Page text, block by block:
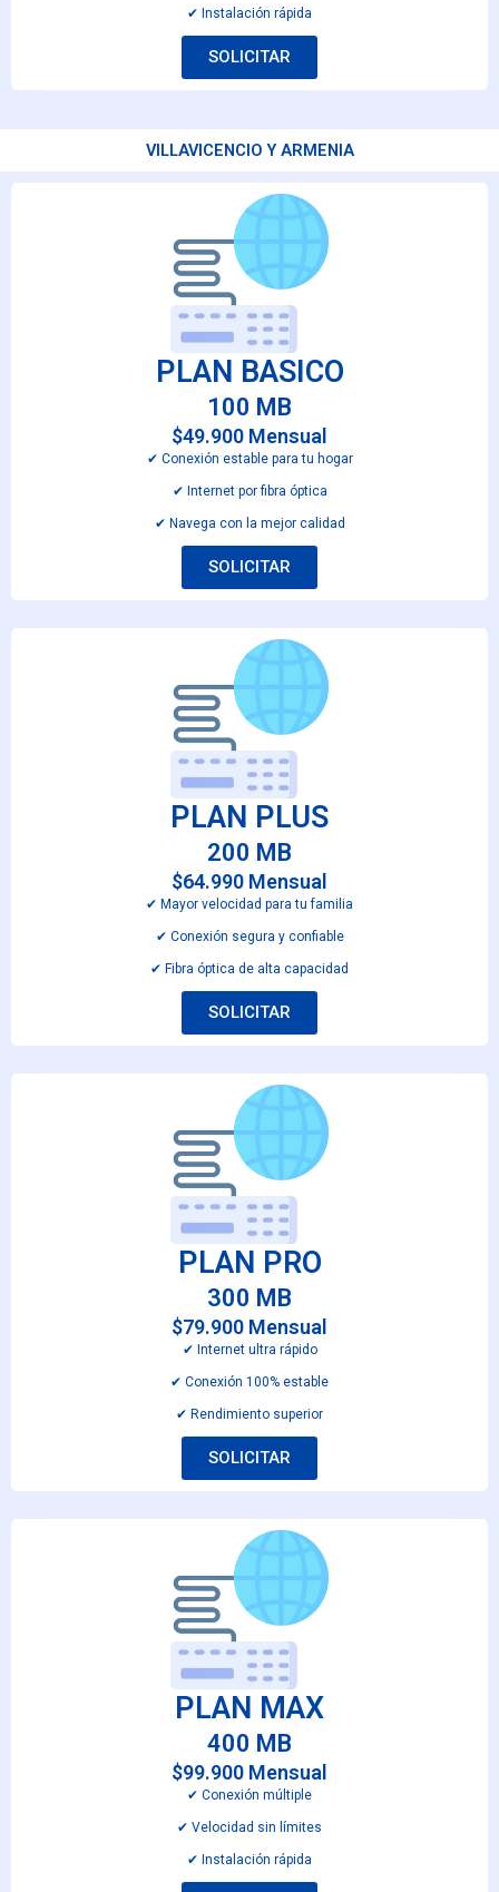
✔︎ Instalación rápida
SOLICITAR
VILLAVICENCIO Y ARMENIA
PLAN BASICO
100 MB
$49.900 Mensual
✔︎ Conexión estable para tu hogar
✔︎ Internet por fibra óptica
✔︎ Navega con la mejor calidad
SOLICITAR
PLAN PLUS
200 MB
$64.990 Mensual
✔︎ Mayor velocidad para tu familia
✔︎ Conexión segura y confiable
✔︎ Fibra óptica de alta capacidad
SOLICITAR
PLAN PRO
300 MB
$79.900 Mensual
✔︎ Internet ultra rápido
✔︎ Conexión 100% estable
✔︎ Rendimiento superior
SOLICITAR
PLAN MAX
400 MB
$99.900 Mensual
✔︎ Conexión múltiple
✔︎ Velocidad sin límites
✔︎ Instalación rápida